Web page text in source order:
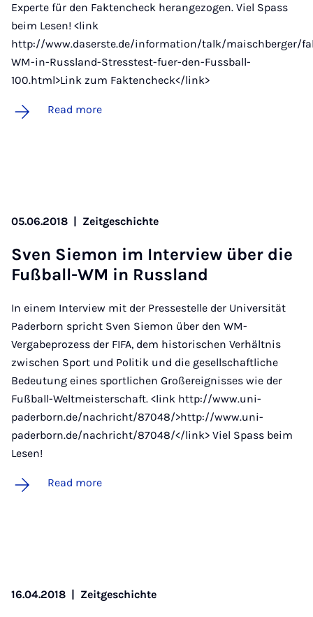
Experte für den Faktencheck herangezogen. Viel Spass
beim Lesen! <link
http://www.daserste.de/information/talk/maischberger/
WM-in-Russland-Stresstest-fuer-den-Fussball-
100.html>Link zum Faktencheck</link>
Read more
05.06.2018 | Zeitgeschichte
Sven Siemon im In­ter­view über die
Fußball-WM in Russ­land
In einem Interview mit der Pressestelle der Universität
Paderborn spricht Sven Siemon über den WM-
Vergabeprozess der FIFA, dem historischen Verhältnis
zwischen Sport und Politik und die gesellschaftliche
Bedeutung eines sportlichen Großereignisses wie der
Fußball-Weltmeisterschaft. <link http://www.uni-
paderborn.de/nachricht/87048/>http://www.uni-
paderborn.de/nachricht/87048/</link> Viel Spass beim
Lesen!
Read more
16.04.2018 | Zeitgeschichte